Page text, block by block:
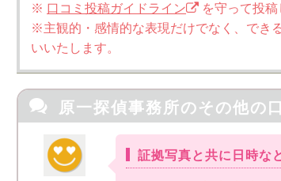
※ 口コミ投稿ガイドライン
を守って投稿
※主観的・感情的な表現だけでなく、でき
いいたします。
 原一探偵事務所のその他の
証拠写真と共に日時な